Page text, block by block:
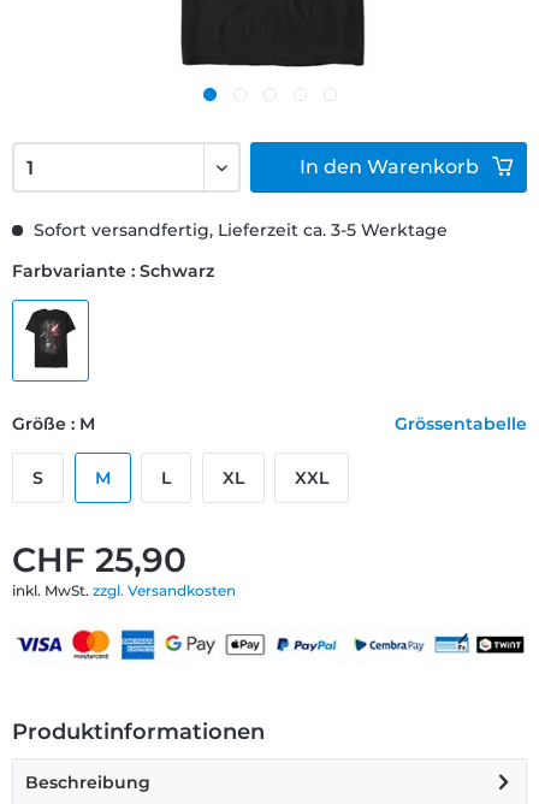
CHF 25,90
inkl. MwSt. zzgl. Versandkosten
Sofort versandfertig, Lieferzeit ca. 3-5 Werktage
Farbvariante : Schwarz
Größe : M Grössentabelle
S M L XL XXL
In den Warenkorb
Produktinformationen
Beschreibung